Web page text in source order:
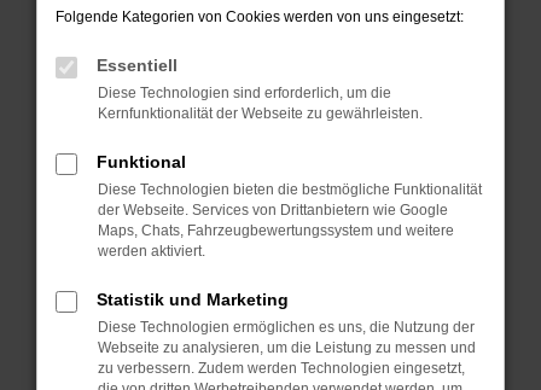
Prüfe deine Browsererweiterungen.
können das Laden bestimmter Seiten
verhindern. Funktioniert die Seite in einem
anderen Browser oder in einem privaten
Starte dein Gerät neu.
Das kann manchmal helfen, vorübergehende
Probleme zu beheben.
Betriebssystem auf dem neuesten Stand
sind.
Veraltete Software birgt nicht nur ein
Sicherheitsrisiko, sondern kann auch dazu
Folgende Kategorien von Cookies werden von uns eingesetzt:
Essentiell
Diese Technologien sind erforderlich, um die
Kernfunktionalität der Webseite zu gewährleisten.
Funktional
Diese Technologien bieten die bestmögliche Funktionalität
der Webseite. Services von Drittanbietern wie Google
Maps, Chats, Fahrzeugbewertungssystem und weitere
werden aktiviert.
Statistik und Marketing
Diese Technologien ermöglichen es uns, die Nutzung der
Webseite zu analysieren, um die Leistung zu messen und
zu verbessern. Zudem werden Technologien eingesetzt,